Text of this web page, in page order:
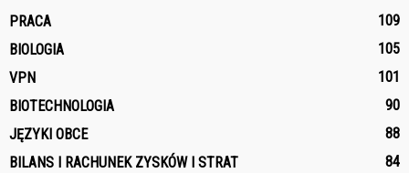
PRACA
109
BIOLOGIA
105
VPN
101
BIOTECHNOLOGIA
90
JĘZYKI OBCE
88
BILANS I RACHUNEK ZYSKÓW I STRAT
84